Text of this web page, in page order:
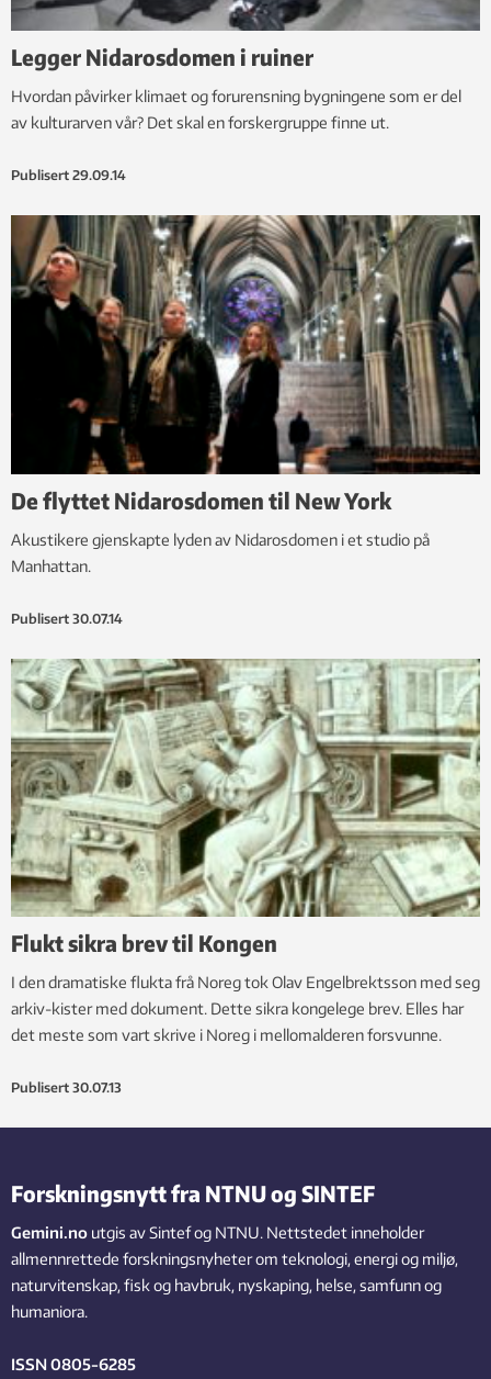
Legger Nidarosdomen i ruiner
Hvordan påvirker klimaet og forurensning bygningene som er del
av kulturarven vår? Det skal en forskergruppe finne ut.
Publisert 29.09.14
De flyttet Nidarosdomen til New York
Akustikere gjenskapte lyden av Nidarosdomen i et studio på
Manhattan.
Publisert 30.07.14
Flukt sikra brev til Kongen
I den dramatiske flukta frå Noreg tok Olav Engelbrektsson med seg
arkiv-kister med dokument. Dette sikra kongelege brev. Elles har
det meste som vart skrive i Noreg i mellomalderen forsvunne.
Publisert 30.07.13
Forskningsnytt fra NTNU og SINTEF
Gemini.no utgis av Sintef og NTNU. Nettstedet inneholder
allmennrettede forskningsnyheter om teknologi, energi og miljø,
naturvitenskap, fisk og havbruk, nyskaping, helse, samfunn og
humaniora.
ISSN 0805-6285